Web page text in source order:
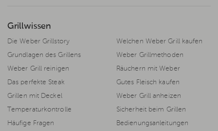
Grillwissen
Die Weber Grillstory
Welchen Weber Grill kaufen
Grundlagen des Grillens
Weber Grillmethoden
Weber Grill reinigen
Räuchern mit Weber
Das perfekte Steak
Gutes Fleisch kaufen
Grillen mit Deckel
Weber Grill anheizen
Temperaturkontrolle
Sicherheit beim Grillen
Häufige Fragen
Bedienungsanleitungen